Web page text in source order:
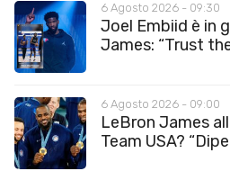
6 Agosto 2026 - 09:30
Joel Embiid è in
James: “Trust
6 Agosto 2026 - 09:00
LeBron James
Team USA?